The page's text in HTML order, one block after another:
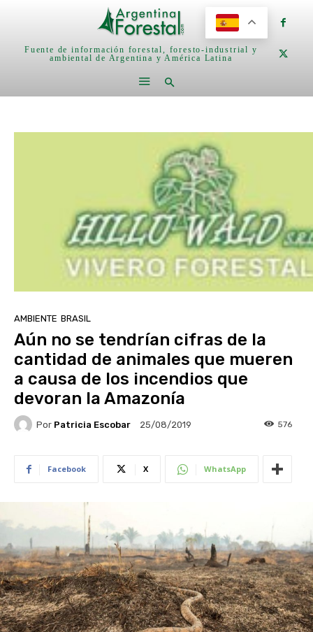
Fuente de información forestal, foresto-industrial y
ambiental de Argentina y América Latina
AMBIENTE BRASIL
Aún no se tendrían cifras de la
cantidad de animales que mueren
a causa de los incendios que
devoran la Amazonía
Por Patricia Escobar 25/08/2019 576
Facebook X WhatsApp